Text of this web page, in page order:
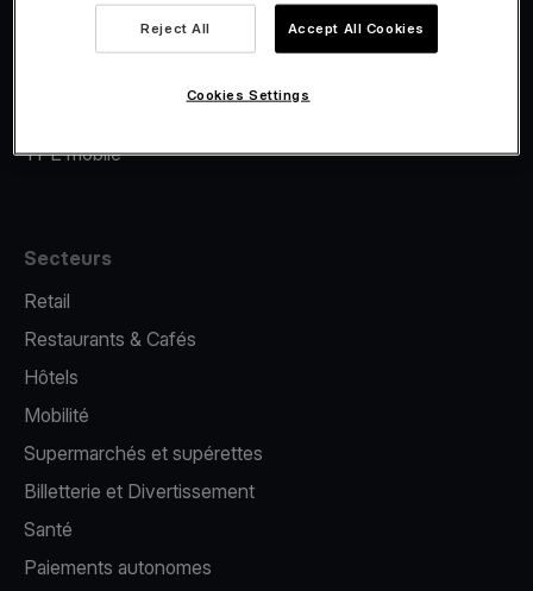
Financement Viva.com
TPE mobile
Secteurs
Retail
Restaurants & Cafés
Hôtels
Mobilité
Supermarchés et supérettes
Billetterie et Divertissement
Santé
Paiements autonomes
Reject All Accept All Cookies
Cookies Settings